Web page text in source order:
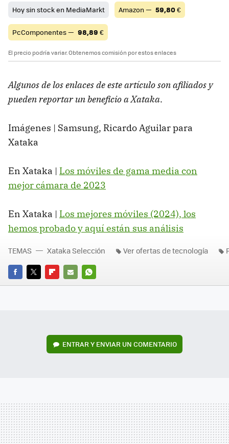
Hoy sin stock en MediaMarkt Amazon — 59,80€
PcComponentes — 98,89 €
El precio podría variar. Obtenemos comisión por estos enlaces
Algunos de los enlaces de este artículo son afiliados y
pueden reportar un beneficio a Xataka.
Imágenes | Samsung, Ricardo Aguilar para
Xataka
En Xataka | Los móviles de gama media con
mejor cámara de 2023
En Xataka | Los mejores móviles (2024), los
hemos probado y aquí están sus análisis
FACEBOOK
TWITTERFLIPBOARD
E-
WHATSAPP
TEMAS Xataka Selección Ver ofertas de tecnología
ENTRAR Y ENVIAR UN COMENTARIO